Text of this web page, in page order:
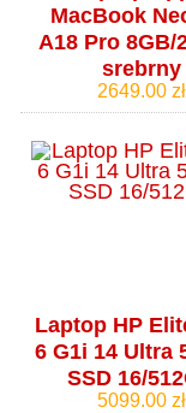
MacBook
A18 Pro 8GB/
srebrny
2649.00 zł
Laptop HP
6 G1i 14 Ultra
SSD 16/
5099.00 zł